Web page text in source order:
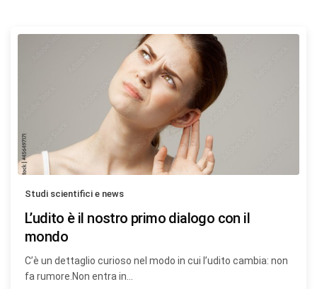
Studi scientifici e news
L’udito è il nostro primo dialogo con il
mondo
C’è un dettaglio curioso nel modo in cui l’udito cambia: non
fa rumore.Non entra in…